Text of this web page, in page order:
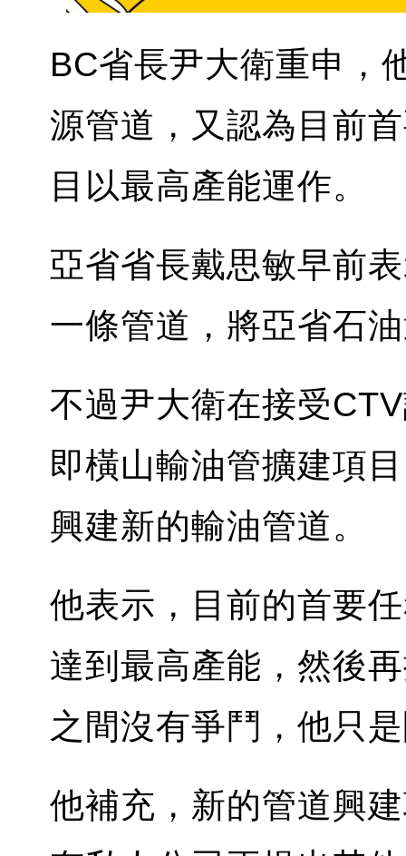
BC省長尹大衛重申，
源管道，又認為目前
目以最高產能運作。
亞省省長戴思敏早前
一條管道，將亞省石
不過尹大衛在接受
即橫山輸油管擴建項
興建新的輸油管道。
他表示，目前的首要
達到最高產能，然後
之間沒有爭鬥，他只
他補充，新的管道興